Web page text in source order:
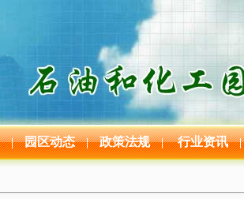
| 园区动态 | 政策法规 | 行业资讯 |